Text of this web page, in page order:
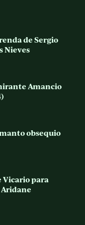
de Sergio
Nieves
Amancio
obsequio
Vicario para